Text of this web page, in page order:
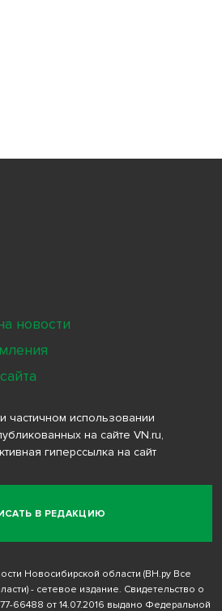
В РЕДАКЦИЮ
частичном использовании
на сайте VN.ru,
гиперссылка на сайт
Новосибирской области (ВН.ру Все
- сетевое издание. Свидетельство о
66488 от 14.07.2016 выдано Федеральной
новости